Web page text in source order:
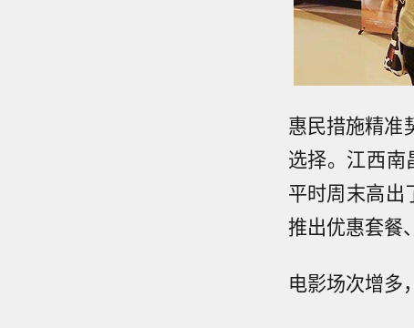
惠民措施精准
选择。江西
平时周末高出
推出优惠套餐
电影场次增多